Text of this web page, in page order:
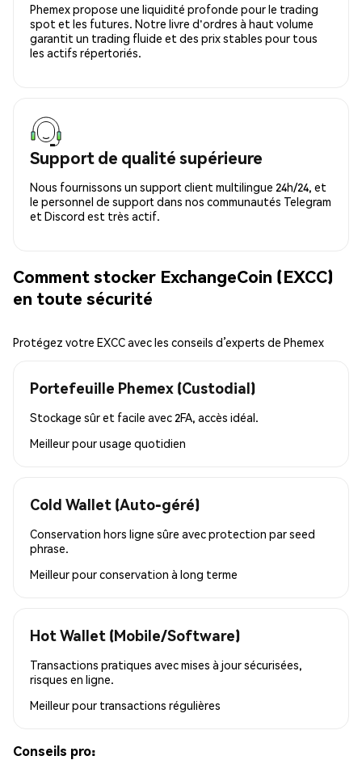
Phemex propose une liquidité profonde pour le trading
spot et les futures. Notre livre d'ordres à haut volume
garantit un trading fluide et des prix stables pour tous
les actifs répertoriés.
Support de qualité supérieure
Nous fournissons un support client multilingue 24h/24, et
le personnel de support dans nos communautés Telegram
et Discord est très actif.
Comment stocker ExchangeCoin (EXCC)
en toute sécurité
Protégez votre EXCC avec les conseils d’experts de Phemex
Portefeuille Phemex (Custodial)
Stockage sûr et facile avec 2FA, accès idéal.
Meilleur pourusage quotidien
Cold Wallet (Auto-géré)
Conservation hors ligne sûre avec protection par seed
phrase.
Meilleur pourconservation à long terme
Hot Wallet (Mobile/Software)
Transactions pratiques avec mises à jour sécurisées,
risques en ligne.
Meilleur pour transactions régulières
Conseils pro: